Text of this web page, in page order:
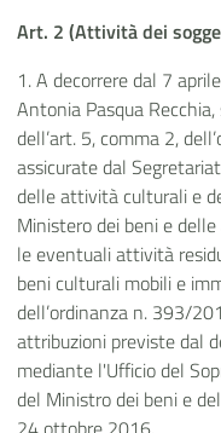
Art. 2 (Attività dei
1. A decorrere dal 7
Antonia Pasqua
dell’art. 5, comma 2,
assicurate dal
delle attività culturali e
Ministero dei beni e
le eventuali attività
beni culturali mobili e
dell’ordinanza n. 393/
attribuzioni previste dal
mediante l'Ufficio del
del Ministro dei beni e